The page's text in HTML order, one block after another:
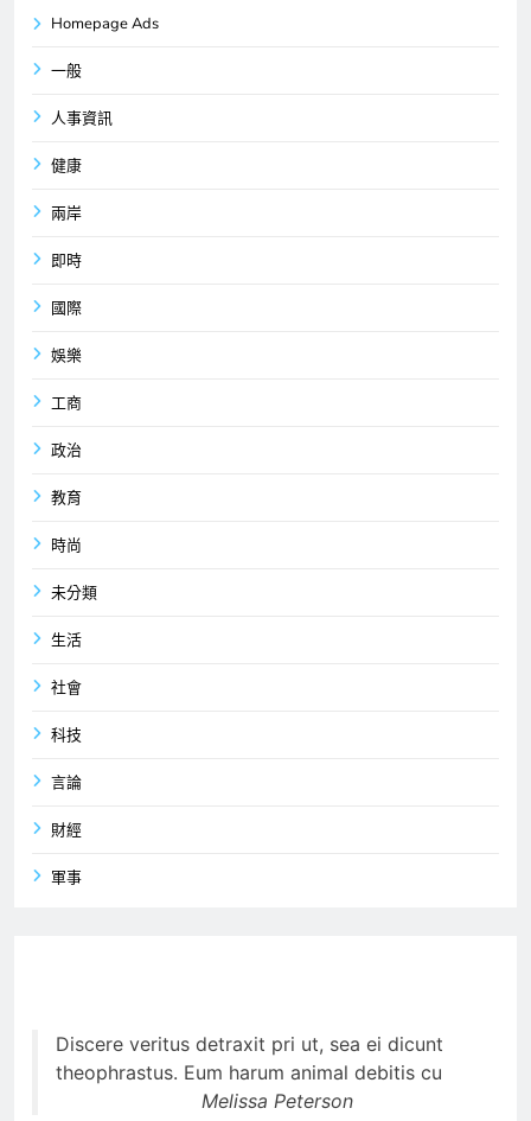
Homepage Ads
一般
人事資訊
健康
兩岸
即時
國際
娛樂
工商
政治
教育
時尚
未分類
生活
社會
科技
言論
財經
軍事
Discere veritus detraxit pri ut, sea ei dicunt
theophrastus. Eum harum animal debitis cu
Melissa Peterson